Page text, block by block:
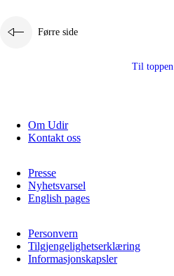
Førre side
Til toppen
Om Udir
Kontakt oss
Presse
Nyhetsvarsel
English pages
Personvern
Tilgjengelighetserklæring
Informasjonskapsler